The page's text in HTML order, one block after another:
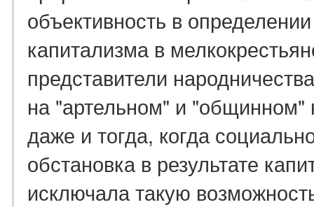
объективность в
капитализма в
представители
на "артельном" и "общинном"
даже и тогда, когда
обстановка в результате
исключала такую